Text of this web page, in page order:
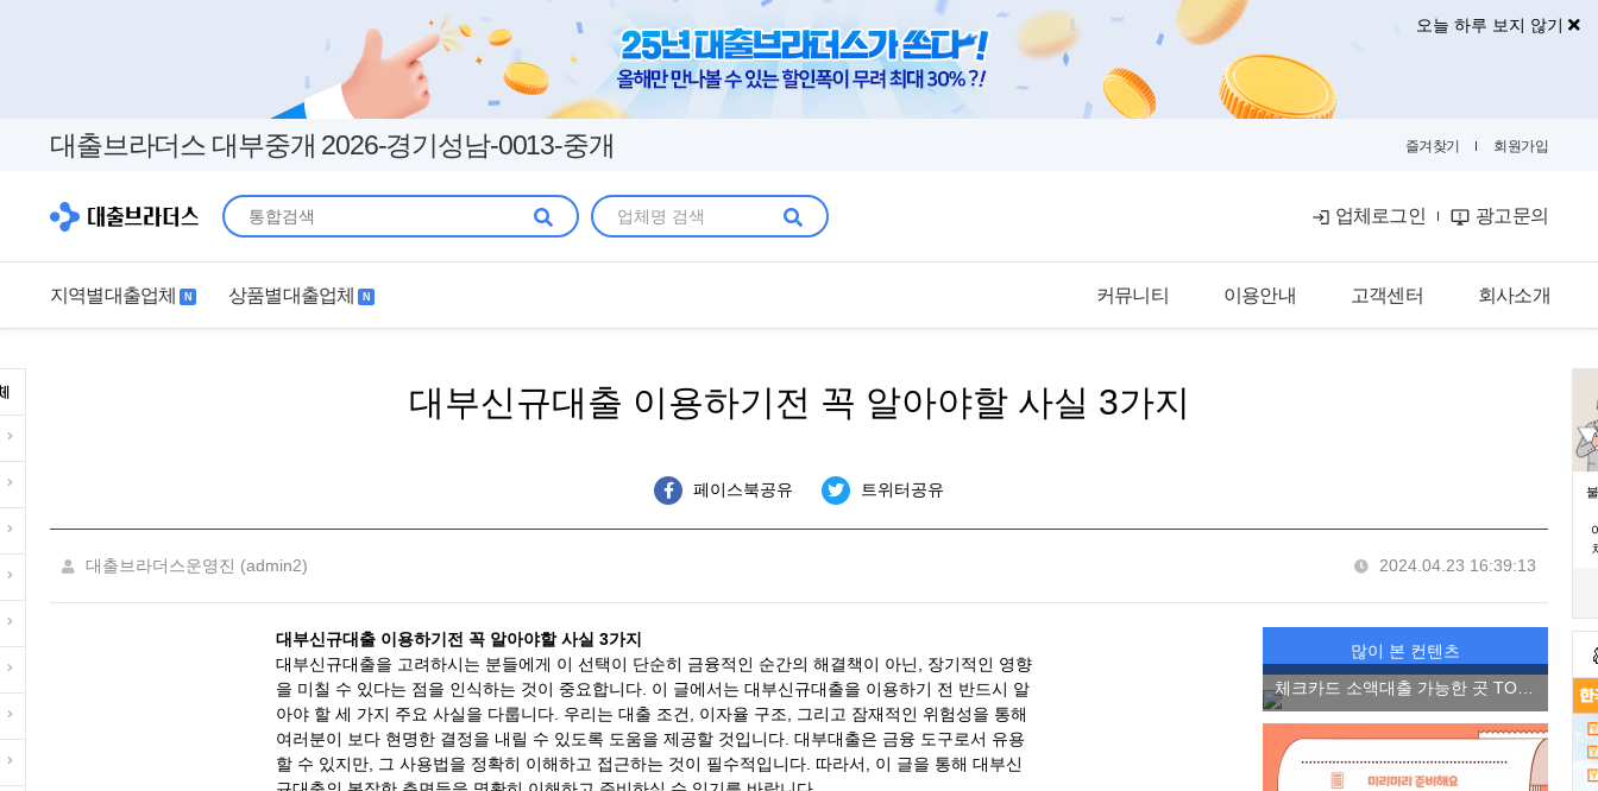
오늘 하루 보지 않기
대출브라더스 대부중개 2026-경기성남-0013-중개 즐겨찾기 회원가입
업체로그인 광고문의
지역별대출업체 N 상품별대출업체 N 커뮤니티 이용안내 고객센터 회사소개
금융뉴스
대부신규대출 이용하기전 꼭 알아야할 사실 3가지
페이스북공유 트위터공유
대출브라더스운영진 (admin2) 2024.04.23 16:39:13
많이 본 컨텐츠
대부신규대출 이용하기전 꼭 알아야할 사실 3가지
대부신규대출을 고려하시는 분들에게 이 선택이 단순히 금융적인 순간의 해결책이 아닌, 장기적인 영향
을 미칠 수 있다는 점을 인식하는 것이 중요합니다. 이 글에서는 대부신규대출을 이용하기 전 반드시 알
아야 할 세 가지 주요 사실을 다룹니다. 우리는 대출 조건, 이자율 구조, 그리고 잠재적인 위험성을 통해
여러분이 보다 현명한 결정을 내릴 수 있도록 도움을 제공할 것입니다. 대부대출은 금융 도구로서 유용
할 수 있지만, 그 사용법을 정확히 이해하고 접근하는 것이 필수적입니다. 따라서, 이 글을 통해 대부신